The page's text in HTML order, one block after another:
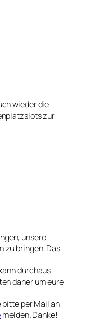
wieder die
zur
unsere
zu bringen. Das
durchaus
daher um eure
bitte per Mail an
melden. Danke!